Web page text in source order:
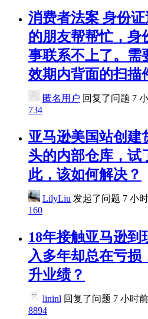
消费者法案 身份
的朋友帮帮忙，身
事联系不上了。需
效期内背面的扫描
匿名用户 回复了问题 7
734
亚马逊美国站创建
头的内部仓库，试
此，该如何解决？
LilyLiu 发起了问题 7 小
160
18年接触亚马逊
入多年却总在亏损
升业绩？
lininl 回复了问题 7 小时前
8894